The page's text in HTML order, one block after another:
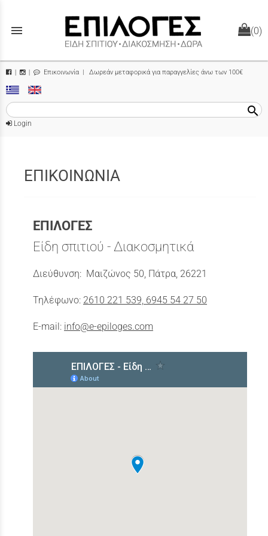
menu (0)
| Επικοινωνία | Δωρεάν μεταφορικά για παραγγελίες άνω των 100€
search
Login
ΕΠΙΚΟΙΝΩΝΙΑ
ΕΠΙΛΟΓΕΣ
Είδη σπιτιού - Διακοσμητικά
Διεύθυνση: Μαιζώνος 50, Πάτρα, 26221
Τηλέφωνο: 2610 221 539, 6945 54 27 50
E-mail: info@e-epiloges.com